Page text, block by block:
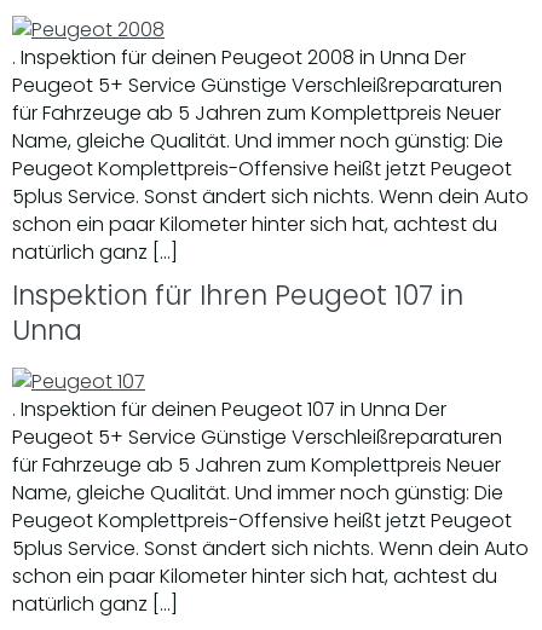
. Inspektion für deinen Peugeot 2008 in Unna Der
Peugeot 5+ Service Günstige Verschleißreparaturen
für Fahrzeuge ab 5 Jahren zum Komplettpreis Neuer
Name, gleiche Qualität. Und immer noch günstig: Die
Peugeot Komplettpreis-Offensive heißt jetzt Peugeot
5plus Service. Sonst ändert sich nichts. Wenn dein Auto
schon ein paar Kilometer hinter sich hat, achtest du
natürlich ganz […]
Inspektion für Ihren Peugeot 107 in
Unna
. Inspektion für deinen Peugeot 107 in Unna Der
Peugeot 5+ Service Günstige Verschleißreparaturen
für Fahrzeuge ab 5 Jahren zum Komplettpreis Neuer
Name, gleiche Qualität. Und immer noch günstig: Die
Peugeot Komplettpreis-Offensive heißt jetzt Peugeot
5plus Service. Sonst ändert sich nichts. Wenn dein Auto
schon ein paar Kilometer hinter sich hat, achtest du
natürlich ganz […]